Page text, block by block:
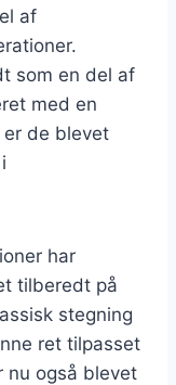
af
som en del af
med en
de blevet
har
tilberedt på
stegning
ret tilpasset
nu også blevet